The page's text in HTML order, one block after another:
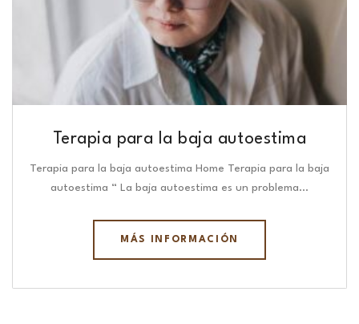
Terapia para la baja autoestima
Terapia para la baja autoestima Home Terapia para la baja
autoestima “ La baja autoestima es un problema…
MÁS INFORMACIÓN